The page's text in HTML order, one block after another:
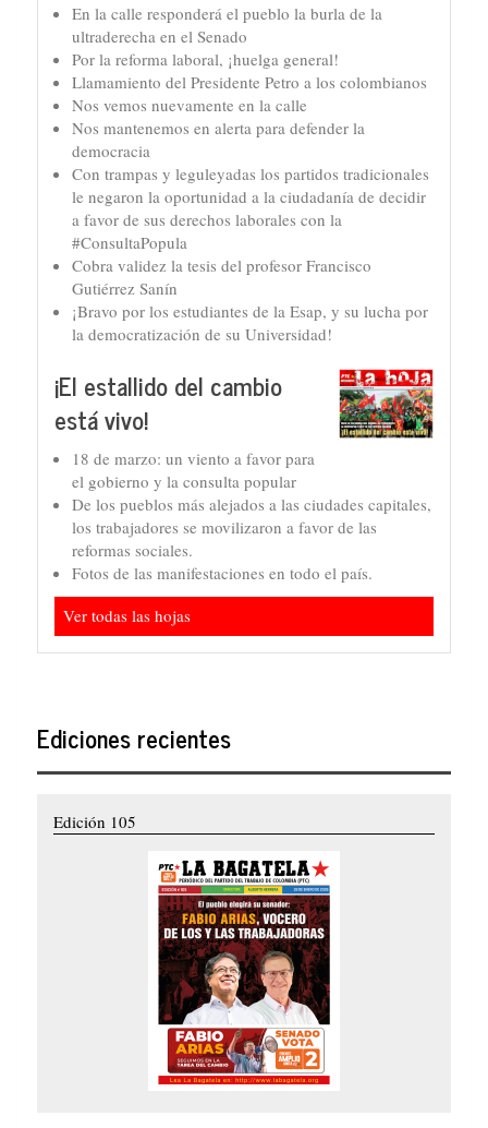
En la calle responderá el pueblo la burla de la
ultraderecha en el Senado
Por la reforma laboral, ¡huelga general!
Llamamiento del Presidente Petro a los colombianos
Nos vemos nuevamente en la calle
Nos mantenemos en alerta para defender la
democracia
Con trampas y leguleyadas los partidos tradicionales
le negaron la oportunidad a la ciudadanía de decidir
a favor de sus derechos laborales con la
#ConsultaPopula
Cobra validez la tesis del profesor Francisco
Gutiérrez Sanín
¡Bravo por los estudiantes de la Esap, y su lucha por
la democratización de su Universidad!
¡El estallido del cambio
está vivo!
18 de marzo: un viento a favor para
el gobierno y la consulta popular
De los pueblos más alejados a las ciudades capitales,
los trabajadores se movilizaron a favor de las
reformas sociales.
Fotos de las manifestaciones en todo el país.
Ver todas las hojas
Ediciones recientes
Edición 105